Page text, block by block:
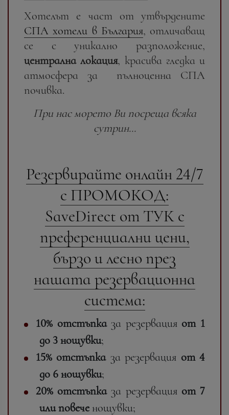
Хотелът е част от утвърдените
СПА хотели в България, отличаващ
се с уникално разположение,
централна локация, красива гледка и
атмосфера за пълноценна СПА
почивка.
При нас морето Ви посреща всяка
сутрин...
Резервирайте онлайн 24/7
с ПРОМОКОД:
SaveDirect от ТУК с
преференциални цени,
бързо и лесно през
нашата резервационна
система:
10% отстъпказа резервация от 1
до 3нощувки;
15% отстъпка за резервация от 4
до 6 нощувки;
20% отстъпказа резервация от 7
или повече нощувки;